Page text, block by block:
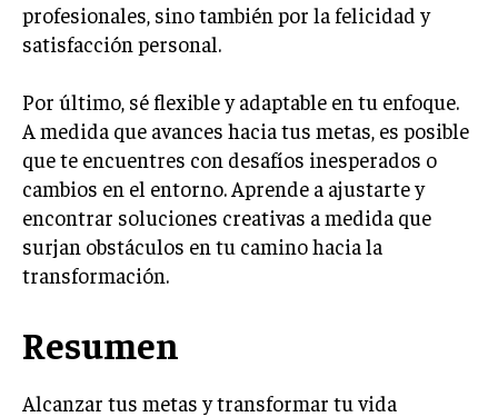
profesionales, sino también por la felicidad y
satisfacción personal.
Por último, sé flexible y adaptable en tu enfoque.
A medida que avances hacia tus metas, es posible
que te encuentres con desafíos inesperados o
cambios en el entorno. Aprende a ajustarte y
encontrar soluciones creativas a medida que
surjan obstáculos en tu camino hacia la
transformación.
Resumen
Alcanzar tus metas y transformar tu vida